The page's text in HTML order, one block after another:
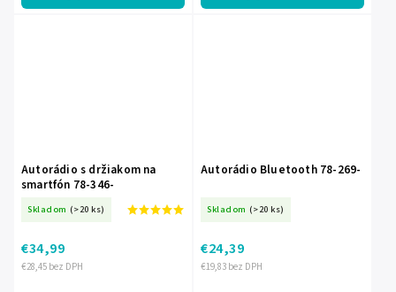
Autorádio s držiakom na
smartfón 78-346-
Skladom (>20 ks)
€28,45 bez DPH
€34,99
Autorádio Bluetooth 78-269-
Skladom (>20 ks)
€19,83 bez DPH
€24,39